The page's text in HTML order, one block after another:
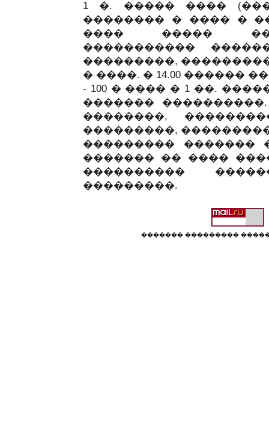
1 �. ����� ���� (���
�������� � ���� �
���� �����
�����������
���������,
� ����. � 14.00 ������
- 100 � ���� � 1 ��.
�������
��������,
���������, ���������
��������� �������
������� �� ����
����������
���������.
������� ���������